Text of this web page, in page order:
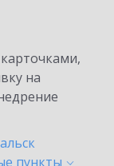
на
пункты